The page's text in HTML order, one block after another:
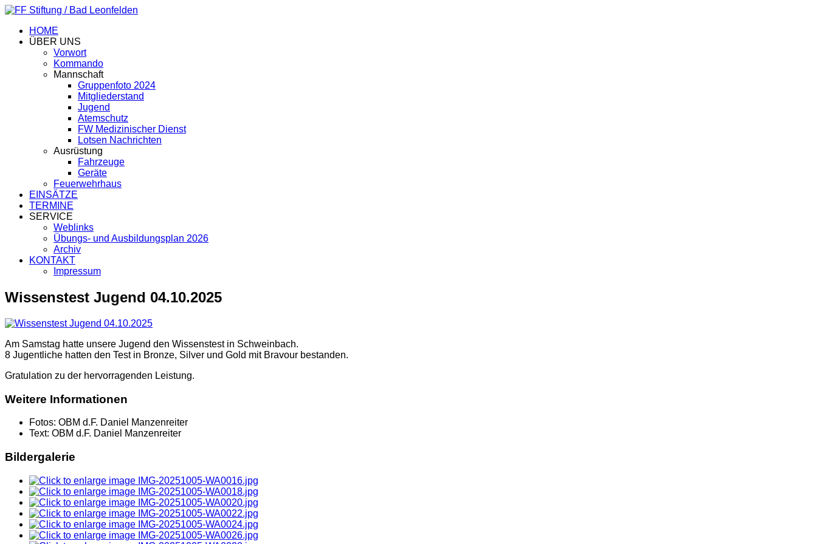
HOME
ÜBER UNS
Vorwort
Kommando
Mannschaft
Gruppenfoto 2024
Mitgliederstand
Jugend
Atemschutz
FW Medizinischer Dienst
Lotsen Nachrichten
Ausrüstung
Fahrzeuge
Geräte
Feuerwehrhaus
EINSÄTZE
TERMINE
SERVICE
Weblinks
Übungs- und Ausbildungsplan 2026
Archiv
KONTAKT
Impressum
Wissenstest Jugend 04.10.2025
Am Samstag hatte unsere Jugend den Wissenstest in Schweinbach.
8 Jugentliche hatten den Test in Bronze, Silver und Gold mit Bravour bestanden.
Gratulation zu der hervorragenden Leistung.
Weitere Informationen
Fotos: OBM d.F. Daniel Manzenreiter
Text: OBM d.F. Daniel Manzenreiter
Bildergalerie